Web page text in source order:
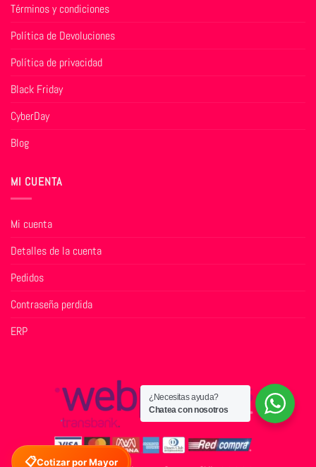
Términos y condiciones
Política de Devoluciones
Política de privacidad
Black Friday
CyberDay
Blog
MI CUENTA
Mi cuenta
Detalles de la cuenta
Pedidos
Contraseña perdida
ERP
📋Cotizar por Mayor
¿Necesitas ayuda?
Chatea con nosotros